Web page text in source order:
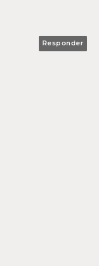
Responder